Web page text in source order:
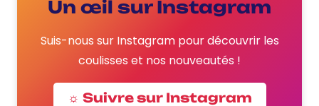
Un œil sur Instagram
Suis-nous sur Instagram pour découvrir les
coulisses et nos nouveautés !
☼ Suivre sur Instagram